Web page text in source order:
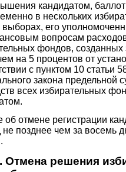
кандидатом,
в нескольких
выборах, его
вопросам
фондов, созданных
на 5 процентов от
с пунктом 10 статьи
закона предельной
всех избирательных
об отмене регистрации
не позднее чем за восемь
Отмена решения